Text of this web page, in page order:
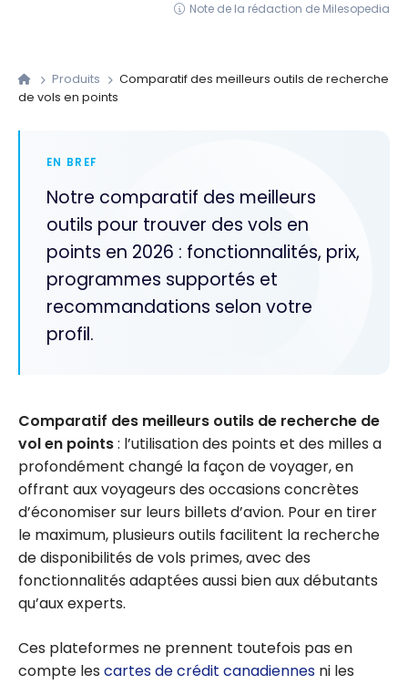
Note de la rédaction de Milesopedia
Produits
Comparatif des meilleurs outils de recherche
de vols en points
EN BREF
Notre comparatif des meilleurs
outils pour trouver des vols en
points en 2026 : fonctionnalités, prix,
programmes supportés et
recommandations selon votre
profil.
Comparatif des meilleurs outils de recherche de
vol en points: l’utilisation des points et des milles a
profondément changé la façon de voyager, en
offrant aux voyageurs des occasions concrètes
d’économiser sur leurs billets d’avion. Pour en tirer
le maximum, plusieurs outils facilitent la recherche
de disponibilités de vols primes, avec des
fonctionnalités adaptées aussi bien aux débutants
qu’aux experts.
Ces plateformes ne prennent toutefois pas en
compte les cartes de crédit canadiennes ni les